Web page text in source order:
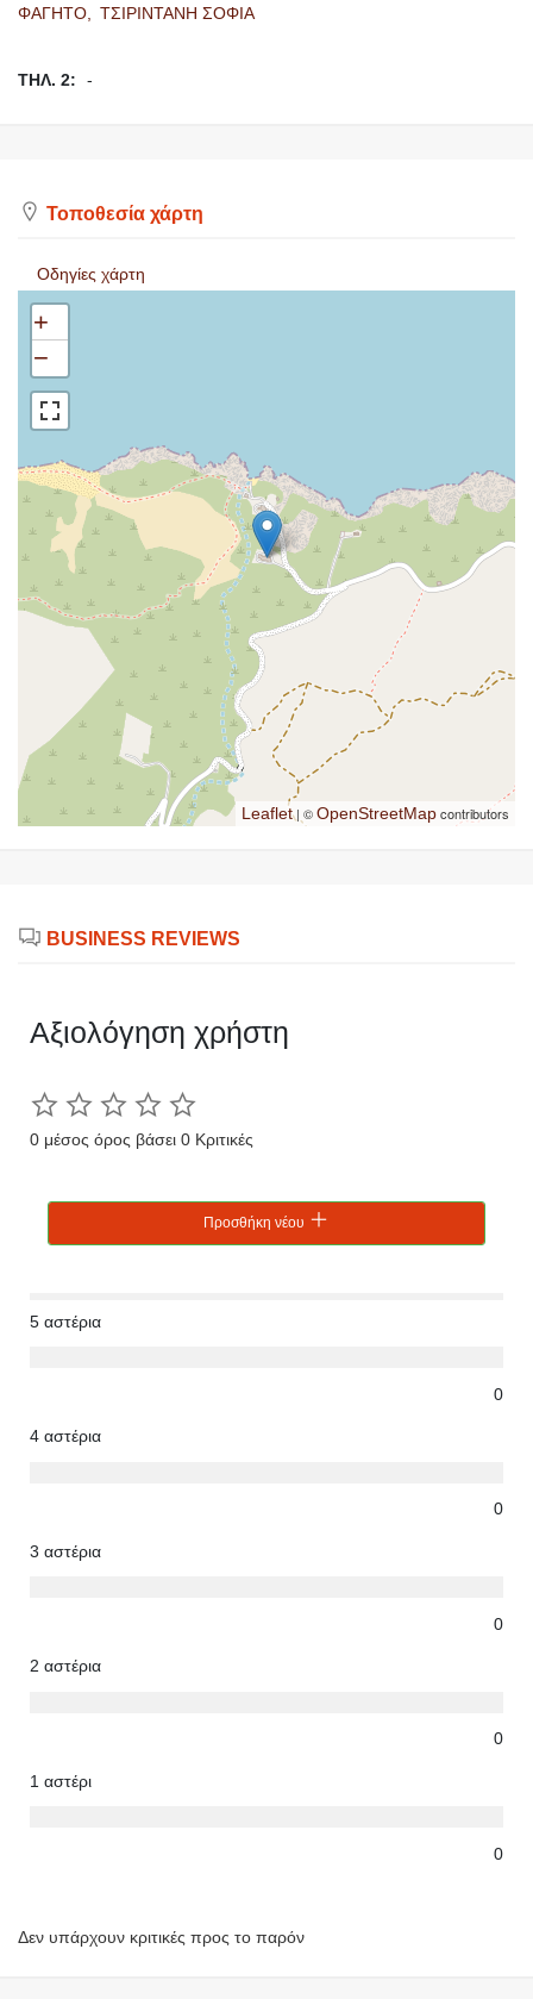
ΦΑΓΗΤΟ, ΤΣΙΡΙΝΤΑΝΗ ΣΟΦΙΑ
ΤΗΛ. 2: -
Τοποθεσία χάρτη
Οδηγίες χάρτη
+
−
Leaflet| ©OpenStreetMapcontributors
BUSINESS REVIEWS
Αξιολόγηση χρήστη
0 μέσος όρος βάσει 0 Κριτικές
Προσθήκη νέου
5 αστέρια
0
4 αστέρια
0
3 αστέρια
0
2 αστέρια
0
1 αστέρι
0
Δεν υπάρχουν κριτικές προς το παρόν